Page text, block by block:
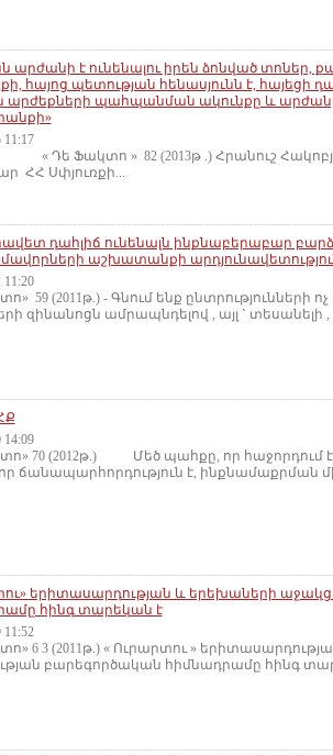
արժանի է ունենալու իրեն ձոնված տոներ,
հայոց պետության հենասյունն է, հայեցի
արժեքների պահպանման ակունքը և
11:17
» 82 (2013թ .) Հրանուշ
ՀՀ Սփյուռքի...
դահլիճ ունենալն ինքնաբերաբար
աշխատանքի
11:20
59 (2011թ.) - Գնում ենք ընտրությունների
զինանոցն ամրապնդելով , այլ ` տեսանելի
14:09
70 (2012թ.) Մեծ պահքը, որ հաջորդում
ճանապարհորդություն է, ինքնամաքրման
երիտասարդության և երեխաների
հինգ տարեկան է
11:52
6 3 (2011թ.) « Ուրարտու »
բարեգործական հիմնադրամը հինգ